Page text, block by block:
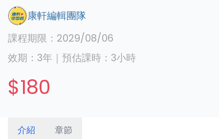
康軒編輯團隊
課程期限： 2029/08/06
效期： 3年 ｜ 預估課時： 3小時
$180
介紹 章節